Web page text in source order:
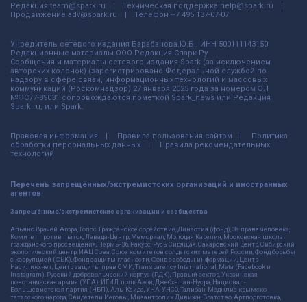
Редакция team@spark.ru Техническая поддержка help@spark.ru
Продвижение adv@spark.ru Телефон +7 495 137-07-07
Учредитель сетевого издания Барабанова.Ю.Б., ИНН 500111143150
Редакционные материалы ООО Редакция Спарк Ру
Сообщения и материалы сетевого издания Spark (за исключением
авторских колонок) (зарегистрировано Федеральной службой по
надзору в сфере связи, информационных технологий и массовых
коммуникаций (Роскомнадзор) 27 января 2025 года за номером ЭЛ
№ФС77-89031 сопровождаются пометкой Spark_news или Редакция
Spark.ru, или Spark.
Правовая информация Правила пользования сайтом
Политика
обработки персональных данных
Правила рекомендательных
технологий
Перечень запрещённых/экстремистских организаций и иностранных
агентов
Запрещённые/экстремистские организации и сообщества
Альянс Врачей, Агора, Голос, Гражданское содействие, Династия (фонд), За права человека,
Комитет против пыток, Левада-Центр, Мемориал, Молодая Карелия, Московская школа
гражданского просвещения, Пермь-36, Ракурс, Русь Сидящая, Сахаровский центр, Сибирский
экологический центр, ИАЦ Сова, Союз комитетов солдатских матерей России, Фонд борьбы
с коррупцией (ФБК), Фонд защиты гласности, Фонд свободы информации, Центр
Насилию.нет, Центр защиты прав СМИ, Transparency International, Meta (Facebook и
Instagram), Русский добровольческий корпус (РДК), Правый сектор, Украинская
повстанческая армия (УПА), ИГИЛ, полк Азов, Джебхат ан-Нусра, Национал-
Большевистская партия (НБП), Аль-Каида, УНА-УНСО, Талибан, Меджлис крымско-
татарского народа, Свидетели Иеговы, Мизантропик Дивижн, Братство, Артподготовка,